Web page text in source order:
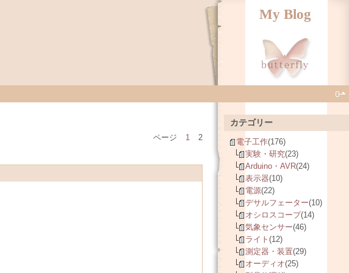
My Blog
ページ 1 2
カテゴリー
電子工作(176)
実験・研究(23)
Arduino・AVR(24)
表示器(10)
電源(22)
デサルフェーター(10)
オシロスコープ(14)
気象センサー(46)
ライト (12)
測定器・装置(29)
オーディオ(25)